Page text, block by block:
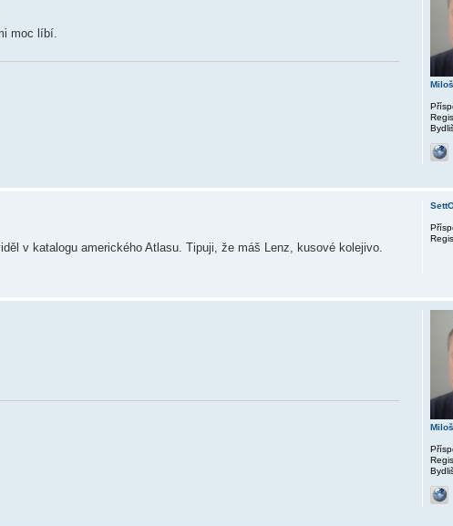
moc líbí.
v katalogu amerického Atlasu. Tipuji, že máš Lenz, kusové kolejivo.